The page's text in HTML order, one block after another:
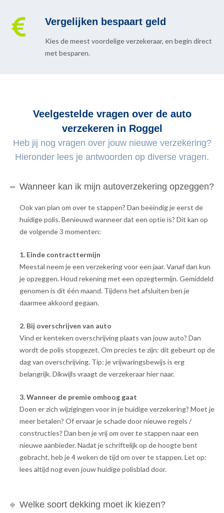
Vergelijken bespaart geld
Kies de meest voordelige verzekeraar, en begin direct
met besparen.
Veelgestelde vragen over de auto
verzekeren in Roggel
Heb jij nog vragen over jouw nieuwe verzekering?
Hieronder lees je antwoorden op diverse vragen.
Wanneer kan ik mijn autoverzekering opzeggen?
Ook van plan om over te stappen? Dan beëindig je eerst de
huidige polis. Benieuwd wanneer dat een optie is? Dit kan op
de volgende 3 momenten:
1. Einde contracttermijn
Meestal neem je een verzekering voor een jaar. Vanaf dan kun
je opzeggen. Houd rekening met een opzegtermijn. Gemiddeld
genomen is dit één maand. Tijdens het afsluiten ben je
daarmee akkoord gegaan.
2. Bij overschrijven van auto
Vind er kenteken overschrijving plaats van jouw auto? Dan
wordt de polis stopgezet. Om precies te zijn: dit gebeurt op de
dag van overschrijving. Tip: je vrijwaringsbewijs is erg
belangrijk. Dikwijls vraagt de verzekeraar hier naar.
3. Wanneer de premie omhoog gaat
Doen er zich wijzigingen voor in je huidige verzekering? Moet je
meer betalen? Of ervaar je schade door nieuwe regels /
constructies? Dan ben je vrij om over te stappen naar een
nieuwe aanbieder. Nadat je schriftelijk op de hoogte bent
gebracht, heb je 4 weken de tijd om over te stappen. Let op:
lees altijd nog even jouw huidige polisblad door.
Welke soort dekking moet ik kiezen?